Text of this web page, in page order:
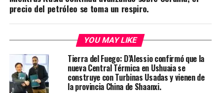
precio del petróleo se toma un respiro.
YOU MAY LIKE
Tierra del Fuego: D’Alessio confirmó que la
nueva Central Térmica en Ushuaia se
construye con Turbinas Usadas y vienen de
la provincia China de Shaanxi.